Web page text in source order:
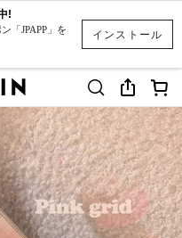
インストール
!
「JPAPP」を